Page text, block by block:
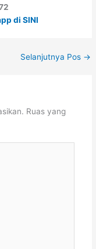
di SINI
Selanjutnya Pos →
Ruas yang